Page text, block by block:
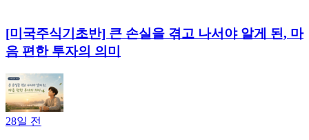
[미국주식기초반] 큰 손실을 겪고 나서야 알게 된, 마
음 편한 투자의 의미
28일 전